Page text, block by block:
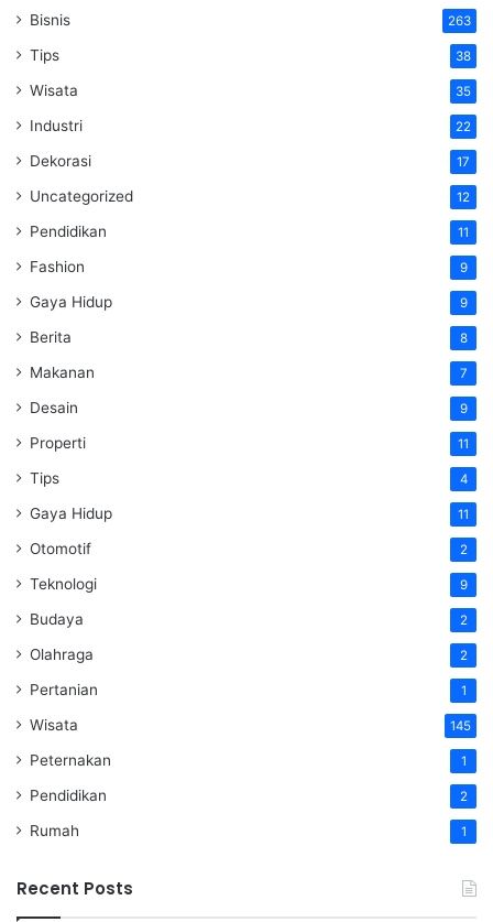
Bisnis 263
Tips 38
Wisata 35
Industri 22
Dekorasi 17
Uncategorized 12
Pendidikan 11
Fashion 9
Gaya Hidup 9
Berita 8
Makanan 7
Desain 9
Properti 11
Tips 4
Gaya Hidup 11
Otomotif 2
Teknologi 9
Budaya 2
Olahraga 2
Pertanian 1
Wisata 145
Peternakan 1
Pendidikan 2
Rumah 1
Recent Posts